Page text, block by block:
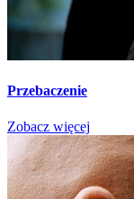
Przebaczenie
Zobacz więcej